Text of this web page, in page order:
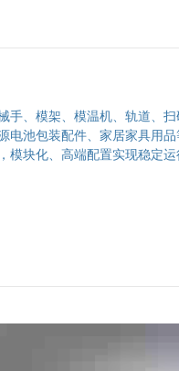
手、模架、模温机、轨道、
电池包装配件、家居家具用
模块化、高端配置实现稳定